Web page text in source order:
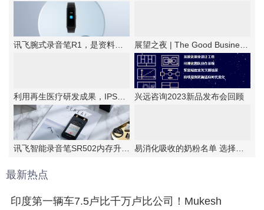
兴远咨询2023新品发布会回顾
最新热点
印度第一辆车7.5卢比千万卢比公司！Mukesh